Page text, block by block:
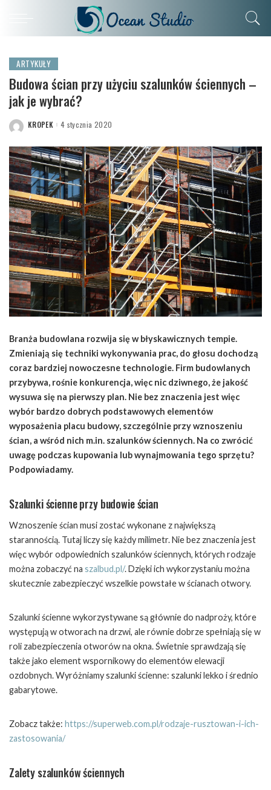
ARTYKUŁY
Budowa ścian przy użyciu szalunków ściennych –
jak je wybrać?
POSTED
KROPEK 4 stycznia 2020
Branża budowlana rozwija się w błyskawicznych tempie.
Zmieniają się techniki wykonywania prac, do głosu dochodzą
coraz bardziej nowoczesne technologie. Firm budowlanych
przybywa, rośnie konkurencja, więc nic dziwnego, że jakość
wysuwa się na pierwszy plan. Nie bez znaczenia jest więc
wybór bardzo dobrych podstawowych elementów
wyposażenia placu budowy, szczególnie przy wznoszeniu
ścian, a wśród nich m.in. szalunków ściennych. Na co zwrócić
uwagę podczas kupowania lub wynajmowania tego sprzętu?
Podpowiadamy.
Szalunki ścienne przy budowie ścian
Wznoszenie ścian musi zostać wykonane z największą
starannością. Tutaj liczy się każdy milimetr. Nie bez znaczenia jest
więc wybór odpowiednich szalunków ściennych, których rodzaje
można zobaczyć na szalbud.pl/. Dzięki ich wykorzystaniu można
skutecznie zabezpieczyć wszelkie powstałe w ścianach otwory.
Szalunki ścienne wykorzystywane są głównie do nadproży, które
występują w otworach na drzwi, ale równie dobrze spełniają się w
roli zabezpieczenia otworów na okna. Świetnie sprawdzają się
także jako element wspornikowy do elementów elewacji
ozdobnych. Wyróżniamy szalunki ścienne: szalunki lekko i średnio
gabarytowe.
Zobacz także: https://superweb.com.pl/rodzaje-rusztowan-i-ich-
zastosowania/
Zalety szalunków ściennych